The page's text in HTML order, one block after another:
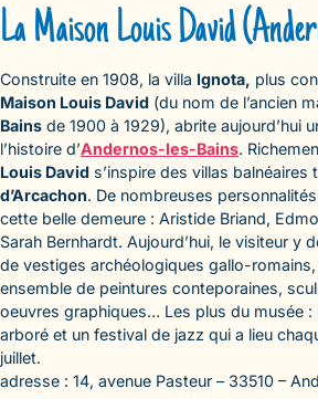
La Maison Louis David
Construite en 1908, la villa Ignota, plus
Maison Louis David (du nom de l’ancien
Bains de 1900 à 1929), abrite aujourd’hui
l’histoire d’Andernos-les-Bains.
Louis David s’inspire des villas balnéaires
d’Arcachon. De nombreuses
cette belle demeure : Aristide Briand,
Sarah Bernhardt. Aujourd’hui, le visiteur y
de vestiges archéologiques gallo-romains,
ensemble de peintures conteporaines,
oeuvres graphiques… Les plus du musée :
arboré et un festival de jazz qui a lieu
juillet.
adresse : 14, avenue Pasteur – 33510 –